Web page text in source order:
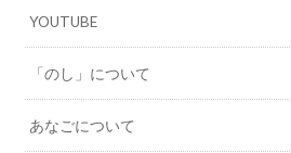
YOUTUBE
「のし」について
あなごについて